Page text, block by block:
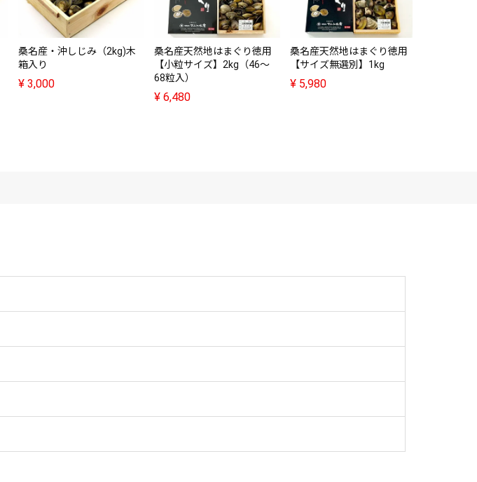
桑名産・沖しじみ（2kg)木
箱入り
¥ 3,000
桑名産天然地はまぐり徳用
【小粒サイズ】2kg（46～
68粒入）
¥ 6,480
桑名産天然地はまぐり徳用
【サイズ無選別】1kg
¥ 5,980